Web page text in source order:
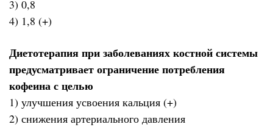
3) 0,8
4) 1,8 (+)
Диетотерапия при заболеваниях костной системы
предусматривает ограничение потребления
кофеина с целью
1) улучшения усвоения кальция (+)
2) снижения артериального давления